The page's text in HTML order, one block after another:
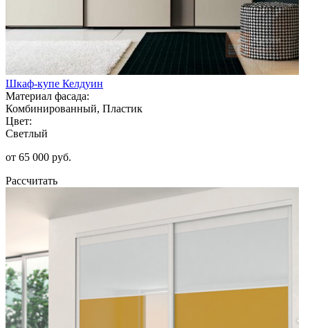
Шкаф-купе Келдуин
Материал фасада:
Комбинированный, Пластик
Цвет:
Светлый
от 65 000 руб.
Рассчитать